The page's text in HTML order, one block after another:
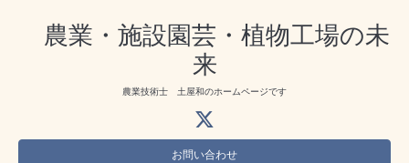
農業・施設園芸・植物工場の未
来
農業技術士 土屋和のホームページです
お問い合わせ